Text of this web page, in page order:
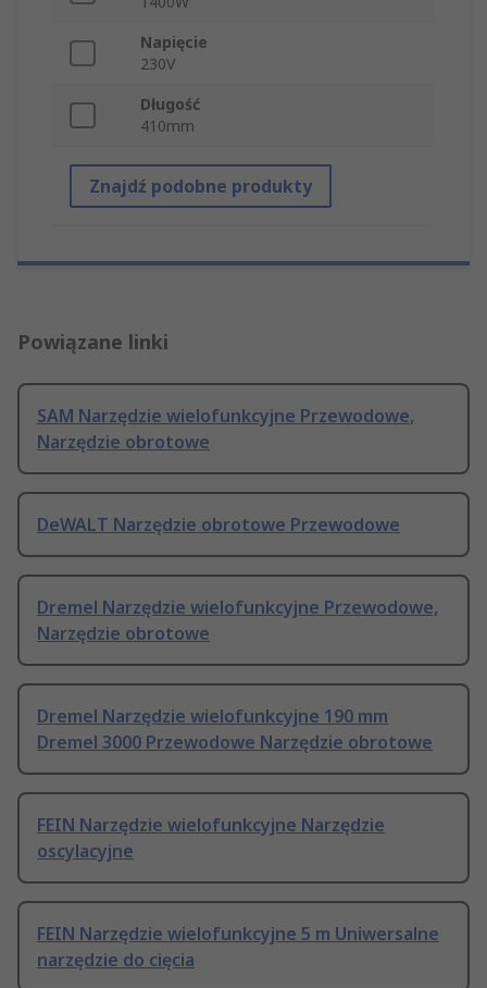
Napięcie
230V
Długość
410mm
Znajdź podobne produkty
Powiązane linki
SAM Narzędzie wielofunkcyjne Przewodowe,
Narzędzie obrotowe
DeWALT Narzędzie obrotowe Przewodowe
Dremel Narzędzie wielofunkcyjne Przewodowe,
Narzędzie obrotowe
Dremel Narzędzie wielofunkcyjne 190 mm
Dremel 3000 Przewodowe Narzędzie obrotowe
FEIN Narzędzie wielofunkcyjne Narzędzie
oscylacyjne
FEIN Narzędzie wielofunkcyjne 5 m Uniwersalne
narzędzie do cięcia